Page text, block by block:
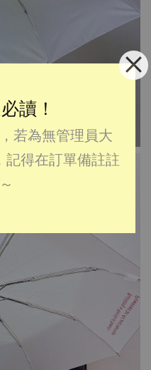
讀！
若為無管理員大
記得在訂單備註註